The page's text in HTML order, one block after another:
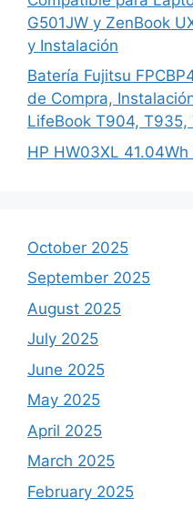
G501JW y ZenBook
y Instalación
Batería Fujitsu
de Compra,
LifeBook T904,
HP HW03XL
October 2025
September 2025
August 2025
July 2025
June 2025
May 2025
April 2025
March 2025
February 2025